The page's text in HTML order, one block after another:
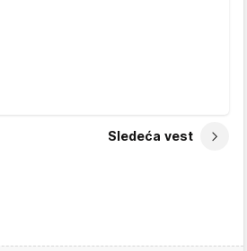
Sledeća vest